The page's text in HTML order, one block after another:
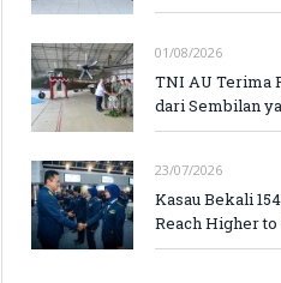
01/08/2026
TNI AU Terima
dari Sembilan
23/07/2026
Kasau Bekali
Reach Higher